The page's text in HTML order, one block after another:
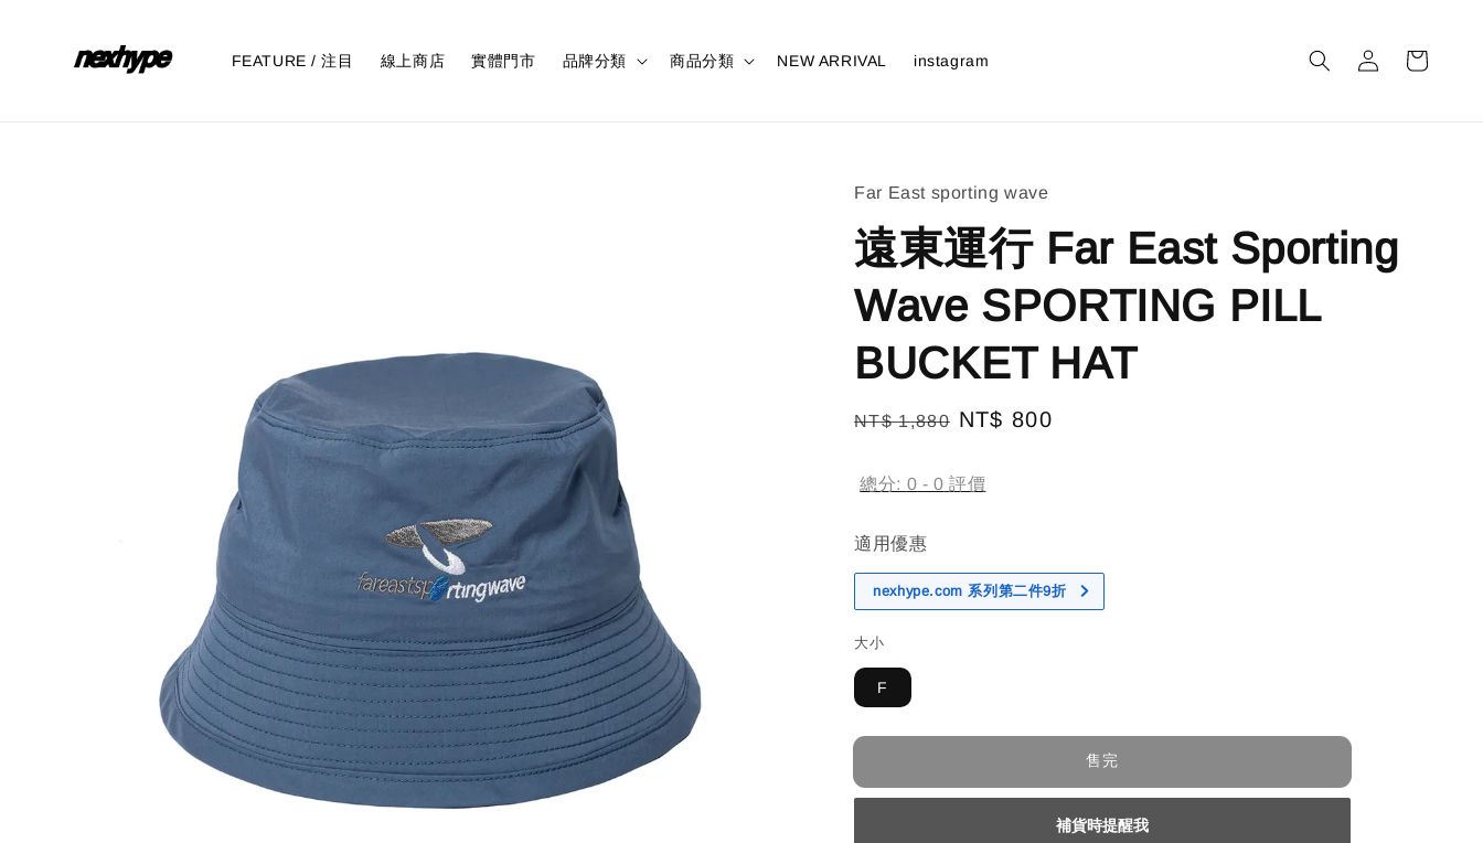
FEATURE / 注目 線上商店 實體門市 品牌分類 商品分類 NEW ARRIVAL instagram
Far East sporting wave
遠東運行 Far East Sporting
Wave SPORTING PILL
BUCKET HAT
Regular
NT$ 1,880 Sale
NT$ 800
總分: 0 -0 評價
適用優惠
nexhype.com 系列第二件9折
大小
F
售完
補貨時提醒我